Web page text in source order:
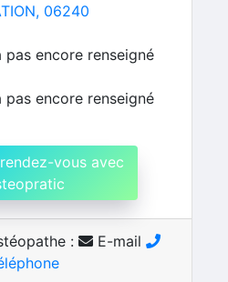
06240
encore renseigné
encore renseigné
vous avec
:
E-mail